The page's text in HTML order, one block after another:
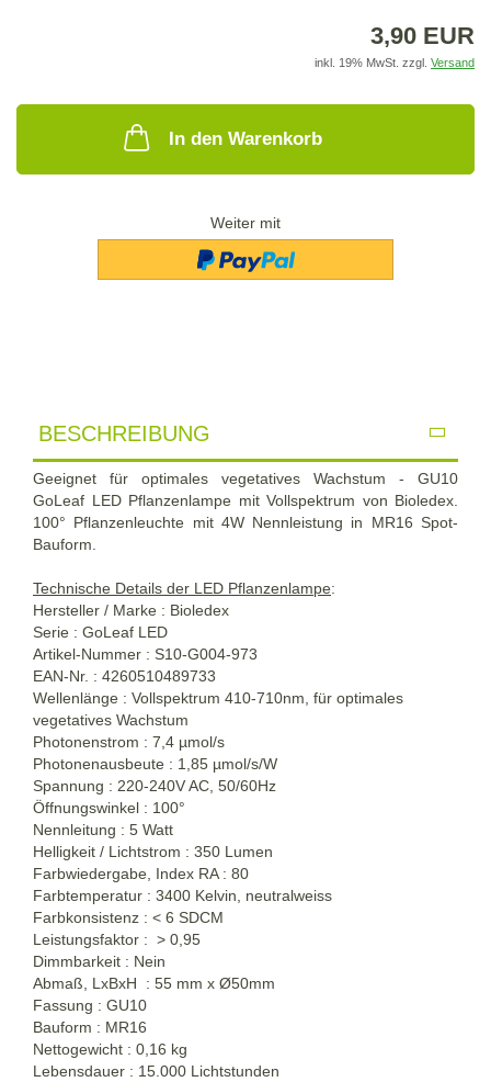
3,90 EUR
inkl. 19% MwSt. zzgl. Versand
In den Warenkorb
Weiter mit
BESCHREIBUNG
Geeignet für optimales vegetatives Wachstum - GU10
GoLeaf LED Pflanzenlampe mit Vollspektrum von Bioledex.
100° Pflanzenleuchte mit 4W Nennleistung in MR16 Spot-
Bauform.
Technische Details der LED Pflanzenlampe:
Hersteller / Marke : Bioledex
Serie : GoLeaf LED
Artikel-Nummer : S10-G004-973
EAN-Nr. : 4260510489733
Wellenlänge : Vollspektrum 410-710nm, für optimales
vegetatives Wachstum
Photonenstrom : 7,4 µmol/s
Photonenausbeute : 1,85 µmol/s/W
Spannung : 220-240V AC, 50/60Hz
Öffnungswinkel : 100°
Nennleitung : 5 Watt
Helligkeit / Lichtstrom : 350 Lumen
Farbwiedergabe, Index RA : 80
Farbtemperatur : 3400 Kelvin, neutralweiss
Farbkonsistenz : < 6 SDCM
Leistungsfaktor : > 0,95
Dimmbarkeit : Nein
Abmaß, LxBxH : 55 mm x Ø50mm
Fassung : GU10
Bauform : MR16
Nettogewicht : 0,16 kg
Lebensdauer : 15.000 Lichtstunden